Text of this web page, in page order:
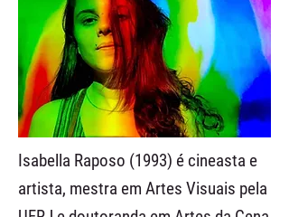
Isabella Raposo (1993) é cineasta e
artista, mestra em Artes Visuais pela